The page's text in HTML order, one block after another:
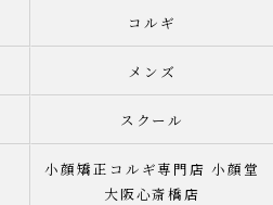
コルギ
メンズ
スクール
小顔矯正コルギ専門店 小顔堂
大阪心斎橋店